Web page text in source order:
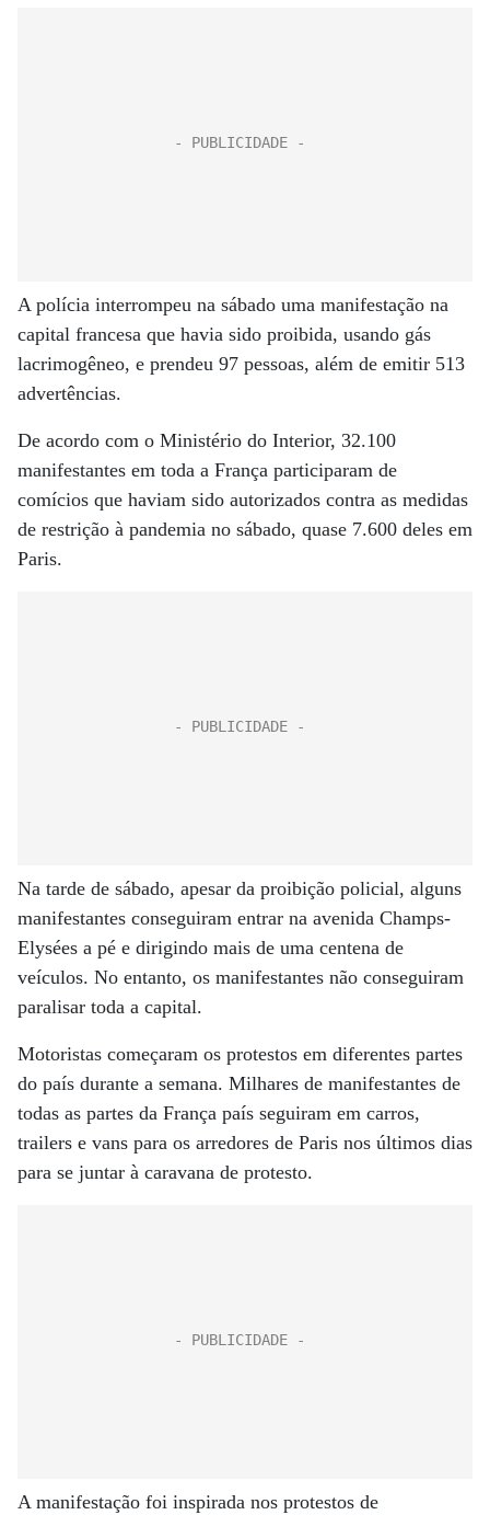
A polícia interrompeu na sábado uma manifestação na
capital francesa que havia sido proibida, usando gás
lacrimogêneo, e prendeu 97 pessoas, além de emitir 513
advertências.
De acordo com o Ministério do Interior, 32.100
manifestantes em toda a França participaram de
comícios que haviam sido autorizados contra as medidas
de restrição à pandemia no sábado, quase 7.600 deles em
Paris.
Na tarde de sábado, apesar da proibição policial, alguns
manifestantes conseguiram entrar na avenida Champs-
Elysées a pé e dirigindo mais de uma centena de
veículos. No entanto, os manifestantes não conseguiram
paralisar toda a capital.
Motoristas começaram os protestos em diferentes partes
do país durante a semana. Milhares de manifestantes de
todas as partes da França país seguiram em carros,
trailers e vans para os arredores de Paris nos últimos dias
para se juntar à caravana de protesto.
A manifestação foi inspirada nos protestos de